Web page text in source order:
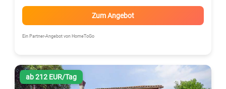
Zum Angebot
Ein Partner-Angebot von HomeToGo
ab 212 EUR/Tag